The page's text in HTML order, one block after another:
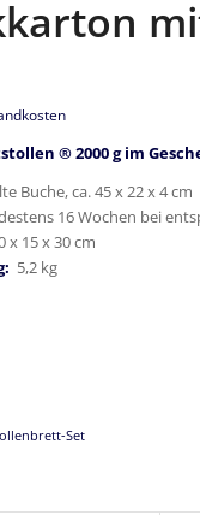
® 2000 g im
Buche, ca. 45 x 22 x 4 cm
16 Wochen bei
x 15 x 30 cm
5,2 kg
Set